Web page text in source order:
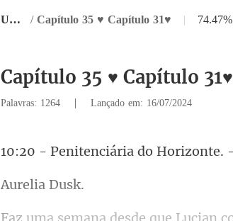
Sob do domínio do demônio: Um romance Dark. / Capítulo 35 ♥ Capítulo 31♥ | 74.47%
Capítulo 35 ♥ Capítulo 31♥
Palavras: 1264 | Lançado em: 16/07/2024
ria do Horizonte.
lia